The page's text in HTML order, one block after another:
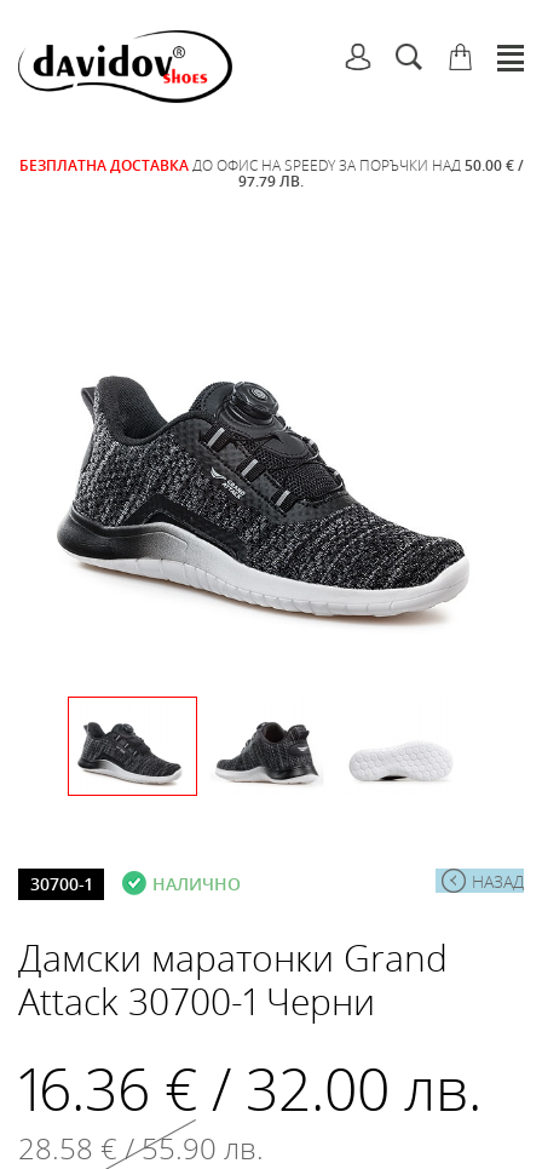
БЕЗПЛАТНА ДОСТАВКА ДО ОФИС НА SPEEDY ЗА ПОРЪЧКИ НАД 50.00 € /
97.79 ЛВ.
НАЗАД
30700-1 НАЛИЧНО
Дамски маратонки Grand
Attack 30700-1 Черни
16.36 € / 32.00 лв.
28.58 € / 55.90 лв.